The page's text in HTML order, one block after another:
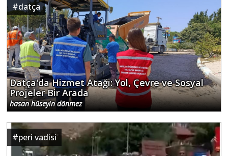
#datça
Datça'da Hizmet Atağı: Yol, Çevre ve Sosyal
Projeler Bir Arada
hasan hüseyin dönmez
#peri vadisi